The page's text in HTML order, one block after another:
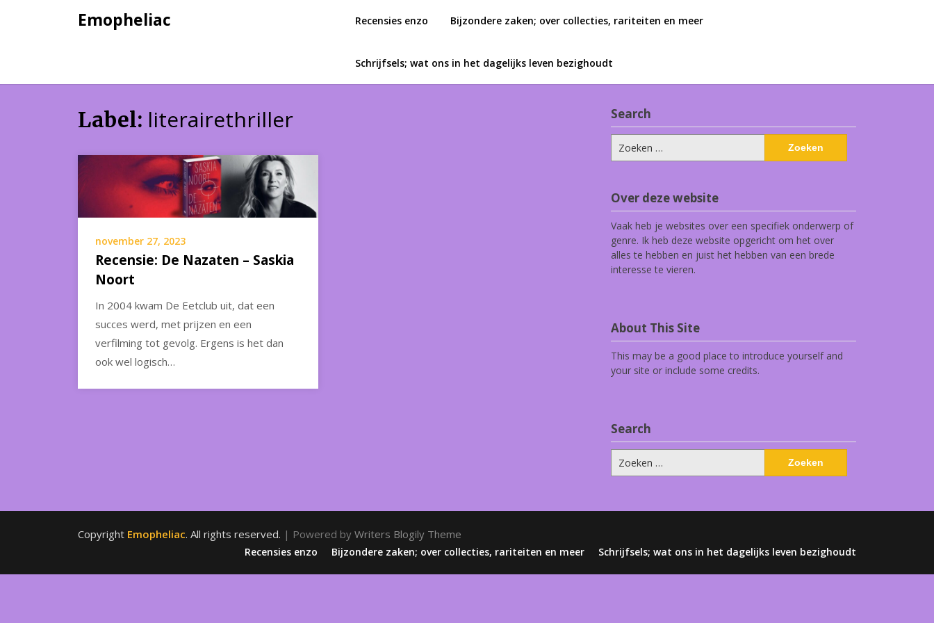
Emopheliac Recensies enzo Bijzondere zaken; over collecties, rariteiten en meer
Schrijfsels; wat ons in het dagelijks leven bezighoudt
Label: literairethriller
november 27, 2023
Recensie: De Nazaten – Saskia
Noort
In 2004 kwam De Eetclub uit, dat een
succes werd, met prijzen en een
verfilming tot gevolg. Ergens is het dan
ook wel logisch…
Search
naar:
Over deze website
Vaak heb je websites over een specifiek onderwerp of
genre. Ik heb deze website opgericht om het over
alles te hebben en juist het hebben van een brede
interesse te vieren.
About This Site
This may be a good place to introduce yourself and
your site or include some credits.
Search
naar:
Copyright Emopheliac. All rights reserved. | Powered by Writers Blogily Theme
Recensies enzo Bijzondere zaken; over collecties, rariteiten en meer Schrijfsels; wat ons in het dagelijks leven bezighoudt